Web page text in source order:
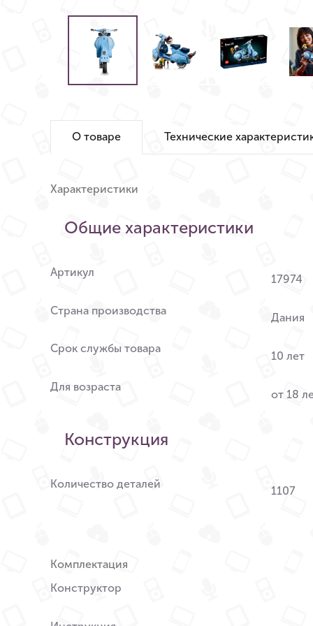
О товаре Технические
Характеристики
Общие характеристики
Артикул
17974
Страна производства
Дания
Срок службы товара
10 лет
Для возраста
от 18
Конструкция
Количество деталей
1107
Комплектация
Конструктор